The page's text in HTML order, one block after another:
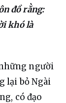
đồ rằng:
khó là
người
lại bỏ Ngài
có đạo